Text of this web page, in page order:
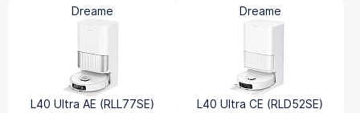
Dreame
L40 Ultra AE (RLL77SE)
Dreame
L40 Ultra CE (RLD52SE)